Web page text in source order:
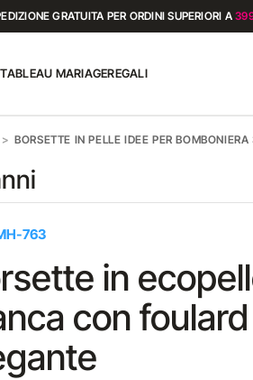
GRATUITA PER ORDINI SUPERIORI A
TABLEAU MARIAGEREGALI
BORSETTE IN PELLE IDEE PER
763
in
con foulard